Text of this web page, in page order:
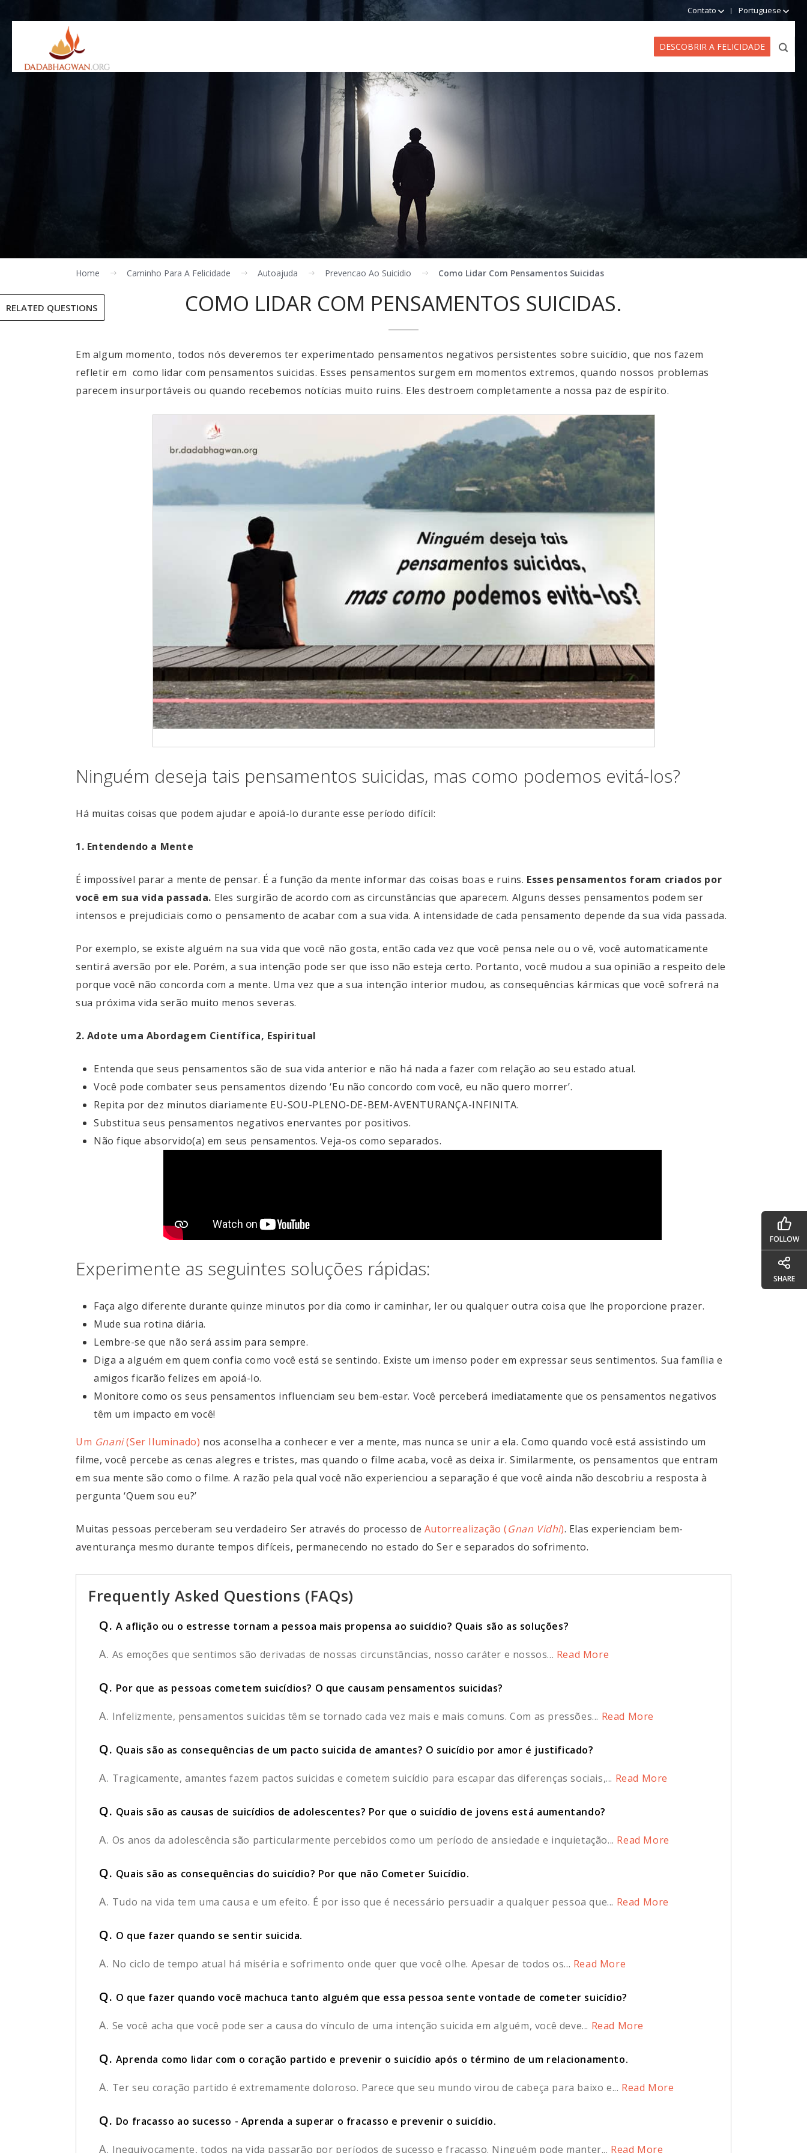
Contato Portuguese
DESCOBRIR A FELICIDADE
RELATED QUESTIONS
Home Caminho Para A Felicidade Autoajuda Prevencao Ao Suicidio Como Lidar Com Pensamentos Suicidas
COMO LIDAR COM PENSAMENTOS SUICIDAS.
Em algum momento, todos nós deveremos ter experimentado pensamentos negativos persistentes sobre suicídio, que nos fazem
refletir em como lidar com pensamentos suicidas. Esses pensamentos surgem em momentos extremos, quando nossos problemas
parecem insurportáveis ou quando recebemos notícias muito ruins. Eles destroem completamente a nossa paz de espírito.
Ninguém deseja tais pensamentos suicidas, mas como podemos evitá-los?
Há muitas coisas que podem ajudar e apoiá-lo durante esse período difícil:
1. Entendendo a Mente
É impossível parar a mente de pensar. É a função da mente informar das coisas boas e ruins. Esses pensamentos foram criados por
você em sua vida passada. Eles surgirão de acordo com as circunstâncias que aparecem. Alguns desses pensamentos podem ser
intensos e prejudiciais como o pensamento de acabar com a sua vida. A intensidade de cada pensamento depende da sua vida passada.
Por exemplo, se existe alguém na sua vida que você não gosta, então cada vez que você pensa nele ou o vê, você automaticamente
sentirá aversão por ele. Porém, a sua intenção pode ser que isso não esteja certo. Portanto, você mudou a sua opinião a respeito dele
porque você não concorda com a mente. Uma vez que a sua intenção interior mudou, as consequências kármicas que você sofrerá na
sua próxima vida serão muito menos severas.
2. Adote uma Abordagem Científica, Espiritual
Entenda que seus pensamentos são de sua vida anterior e não há nada a fazer com relação ao seu estado atual.
Você pode combater seus pensamentos dizendo ‘Eu não concordo com você, eu não quero morrer’.
Repita por dez minutos diariamente EU-SOU-PLENO-DE-BEM-AVENTURANÇA-INFINITA.
Substitua seus pensamentos negativos enervantes por positivos.
Não fique absorvido(a) em seus pensamentos. Veja-os como separados.
Experimente as seguintes soluções rápidas:
Faça algo diferente durante quinze minutos por dia como ir caminhar, ler ou qualquer outra coisa que lhe proporcione prazer.
Mude sua rotina diária.
Lembre-se que não será assim para sempre.
Diga a alguém em quem confia como você está se sentindo. Existe um imenso poder em expressar seus sentimentos. Sua família e
amigos ficarão felizes em apoiá-lo.
Monitore como os seus pensamentos influenciam seu bem-estar. Você perceberá imediatamente que os pensamentos negativos
têm um impacto em você!
Um Gnani(Ser Iluminado) nos aconselha a conhecer e ver a mente, mas nunca se unir a ela. Como quando você está assistindo um
filme, você percebe as cenas alegres e tristes, mas quando o filme acaba, você as deixa ir.Similarmente, os pensamentos que entram
em sua mente são como o filme. A razão pela qual você não experienciou a separação é que você ainda não descobriu a resposta à
pergunta ‘Quem sou eu?’
Muitas pessoas perceberam seu verdadeiro Ser através do processo de Autorrealização (Gnan Vidhi). Elas experienciam bem-
aventurança mesmo durante tempos difíceis, permanecendo no estado do Ser e separados do sofrimento.
Frequently Asked Questions (FAQs)
Q. A aflição ou o estresse tornam a pessoa mais propensa ao suicídio? Quais são as soluções?
A. As emoções que sentimos são derivadas de nossas circunstâncias, nosso caráter e nossos... Read More
Q. Por que as pessoas cometem suicídios? O que causam pensamentos suicidas?
A. Infelizmente, pensamentos suicidas têm se tornado cada vez mais e mais comuns. Com as pressões... Read More
Q. Quais são as consequências de um pacto suicida de amantes? O suicídio por amor é justificado?
A. Tragicamente, amantes fazem pactos suicidas e cometem suicídio para escapar das diferenças sociais,... Read More
Q. Quais são as causas de suicídios de adolescentes? Por que o suicídio de jovens está aumentando?
A. Os anos da adolescência são particularmente percebidos como um período de ansiedade e inquietação... Read More
Q. Quais são as consequências do suicídio? Por que não Cometer Suicídio.
A. Tudo na vida tem uma causa e um efeito. É por isso que é necessário persuadir a qualquer pessoa que... Read More
Q. O que fazer quando se sentir suicida.
A. No ciclo de tempo atual há miséria e sofrimento onde quer que você olhe. Apesar de todos os... Read More
Q. O que fazer quando você machuca tanto alguém que essa pessoa sente vontade de cometer suicídio?
A. Se você acha que você pode ser a causa do vínculo de uma intenção suicida em alguém, você deve... Read More
Q. Aprenda como lidar com o coração partido e prevenir o suicídio após o término de um relacionamento.
A. Ter seu coração partido é extremamente doloroso. Parece que seu mundo virou de cabeça para baixo e... Read More
Q. Do fracasso ao sucesso - Aprenda a superar o fracasso e prevenir o suicídio.
A. Inequivocamente, todos na vida passarão por períodos de sucesso e fracasso. Ninguém pode manter... Read More
FOLLOW
SHARE